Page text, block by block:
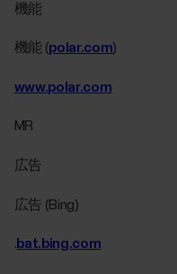
機能
機能 (polar.com)
www.polar.com
MR
広告
広告 (Bing)
.bat.bing.com